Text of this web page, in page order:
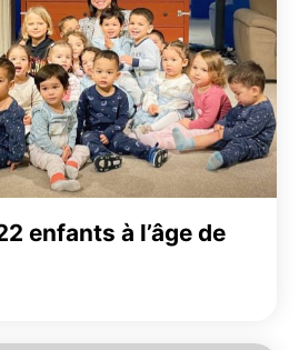
enfants à l’âge de